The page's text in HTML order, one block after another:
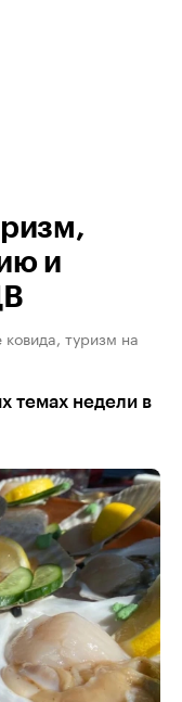
и
туризм на
темах недели в